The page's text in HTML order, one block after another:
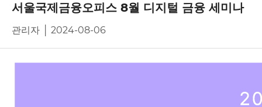
서울국제금융오피스 8월 디지털 금융 세미나
관리자 │ 2024-08-06